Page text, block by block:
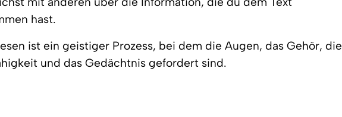
hast.
ist ein geistiger Prozess, bei dem die Augen, das Gehör, die
und das Gedächtnis gefordert sind.